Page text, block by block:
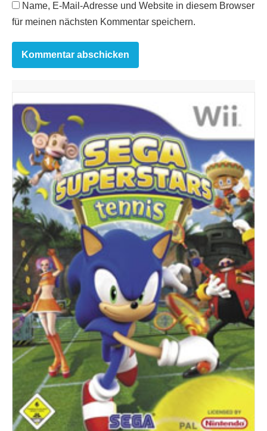
Name, E-Mail-Adresse und Website in diesem Browser
für meinen nächsten Kommentar speichern.